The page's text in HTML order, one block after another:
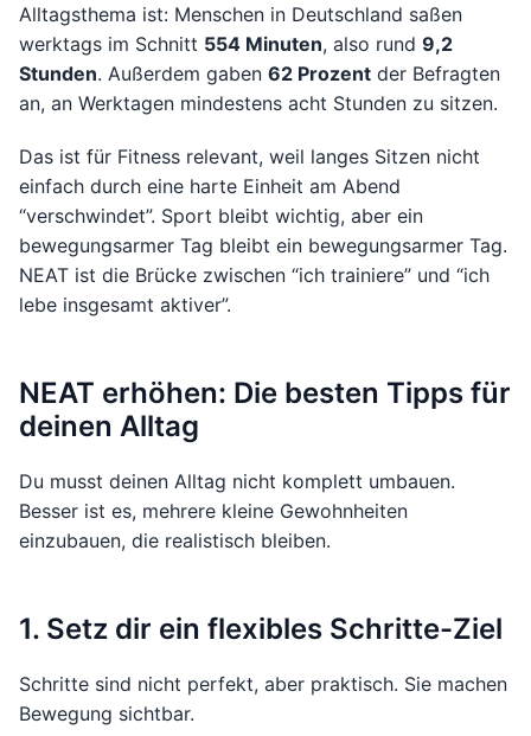
Alltagsthema ist: Menschen in Deutschland saßen
werktags im Schnitt 554 Minuten, also rund 9,2
Stunden. Außerdem gaben 62 Prozent der Befragten
an, an Werktagen mindestens acht Stunden zu sitzen.
Das ist für Fitness relevant, weil langes Sitzen nicht
einfach durch eine harte Einheit am Abend
“verschwindet”. Sport bleibt wichtig, aber ein
bewegungsarmer Tag bleibt ein bewegungsarmer Tag.
NEAT ist die Brücke zwischen “ich trainiere” und “ich
lebe insgesamt aktiver”.
NEAT erhöhen: Die besten Tipps für
deinen Alltag
Du musst deinen Alltag nicht komplett umbauen.
Besser ist es, mehrere kleine Gewohnheiten
einzubauen, die realistisch bleiben.
1. Setz dir ein flexibles Schritte-Ziel
Schritte sind nicht perfekt, aber praktisch. Sie machen
Bewegung sichtbar.